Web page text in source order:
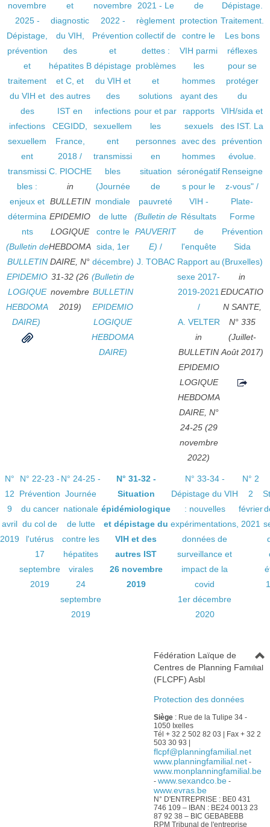
novembre
2025 -
Dépistage,
prévention
et
traitement
du VIH et
des
infections
sexuellem
ent
transmissi
bles :
enjeux et
détermina
nts
(Bulletin de
BULLETIN
EPIDEMIO
LOGIQUE
HEBDOMA
DAIRE)
et
diagnostic
du VIH,
des
hépatites B
et C, et
des autres
IST en
CEGIDD,
France,
2018 /
C. PIOCHE
in
BULLETIN
EPIDEMIO
LOGIQUE
HEBDOMA
DAIRE, N°
31-32 (26
novembre
2019)
novembre
2022 -
Prévention
et
dépistage
du VIH et
des
infections
sexuellem
ent
transmissi
bles
(Journée
mondiale
de lutte
contre le
sida, 1er
décembre)
(Bulletin de
BULLETIN
EPIDEMIO
LOGIQUE
HEBDOMA
DAIRE)
2021 - Le
règlement
collectif de
dettes :
problèmes
et
solutions
pour et par
les
personnes
en
situation
de
pauvreté
(Bulletin de
PAUVERIT
E) /
J. TOBAC
de
protection
contre le
VIH parmi
les
hommes
ayant des
rapports
sexuels
avec des
hommes
séronégatif
s pour le
VIH -
Résultats
de
l'enquête
Rapport au
sexe 2017-
2019-2021
/
A. VELTER
in
BULLETIN
EPIDEMIO
LOGIQUE
HEBDOMA
DAIRE, N°
24-25 (29
novembre
2022)
Dépistage.
Traitement.
Les bons
réflexes
pour se
protéger
du
VIH/sida et
des IST. La
prévention
évolue.
Renseigne
z-vous" /
Plate-
Forme
Prévention
Sida
(Bruxelles)
in
EDUCATIO
N SANTE,
N° 335
(Juillet-
Août 2017)
N°
12
9
avril
2019
N° 22-23 -
Prévention
du cancer
du col de
l'utérus
17
septembre
2019
N° 24-25 -
Journée
nationale
de lutte
contre les
hépatites
virales
24
septembre
2019
N° 31-32 -
Situation
épidémiologique
et dépistage du
VIH et des
autres IST
26 novembre
2019
N° 33-34 -
Dépistage du VIH
: nouvelles
expérimentations,
données de
surveillance et
impact de la
covid
1er décembre
2020
N° 2
2
février
2021
Fédération Laïque de
Centres de Planning Familial
(FLCPF) Asbl
Protection des données
Siège: Rue de la Tulipe 34 -
1050 Ixelles
Tél + 32 2 502 82 03 | Fax + 32 2
503 30 93 |
flcpf@planningfamilial.net
www.planningfamilial.net-
www.monplanningfamilial.be
- www.sexandco.be-
www.evras.be
N° D'ENTREPRISE : BE0 431
746 109 – IBAN : BE24 0013 23
87 92 38 – BIC GEBABEBB
RPM Tribunal de l'entreprise